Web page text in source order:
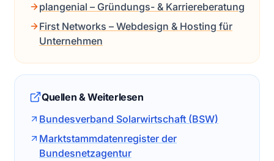
plangenial – Gründungs- & Karriereberatung
First Networks – Webdesign & Hosting für
Unternehmen
Quellen & Weiterlesen
Bundesverband Solarwirtschaft (BSW)
Marktstammdatenregister der
Bundesnetzagentur